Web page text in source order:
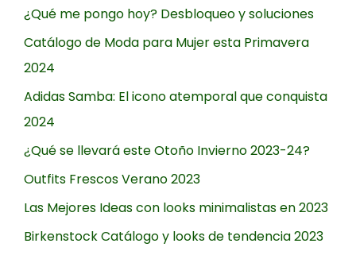
¿Qué me pongo hoy? Desbloqueo y soluciones
Catálogo de Moda para Mujer esta Primavera
2024
Adidas Samba: El icono atemporal que conquista
2024
¿Qué se llevará este Otoño Invierno 2023-24?
Outfits Frescos Verano 2023
Las Mejores Ideas con looks minimalistas en 2023
Birkenstock Catálogo y looks de tendencia 2023